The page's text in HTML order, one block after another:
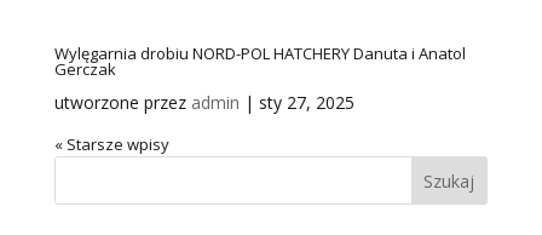
Wylęgarnia drobiu NORD-POL HATCHERY Danuta i Anatol
Gerczak
utworzone przez admin | sty 27, 2025
« Starsze wpisy
Szukaj